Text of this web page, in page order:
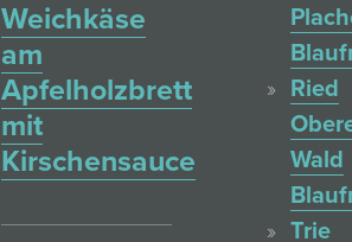
Weichkäse
am
Apfelholzbrett
mit
Kirschensauce
Ried
Wald
Trie